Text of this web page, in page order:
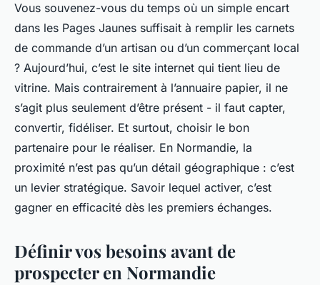
Vous souvenez-vous du temps où un simple encart
dans les Pages Jaunes suffisait à remplir les carnets
de commande d’un artisan ou d’un commerçant local
? Aujourd’hui, c’est le site internet qui tient lieu de
vitrine. Mais contrairement à l’annuaire papier, il ne
s’agit plus seulement d’être présent - il faut capter,
convertir, fidéliser. Et surtout, choisir le bon
partenaire pour le réaliser. En Normandie, la
proximité n’est pas qu’un détail géographique : c’est
un levier stratégique. Savoir lequel activer, c’est
gagner en efficacité dès les premiers échanges.
Définir vos besoins avant de
prospecter en Normandie